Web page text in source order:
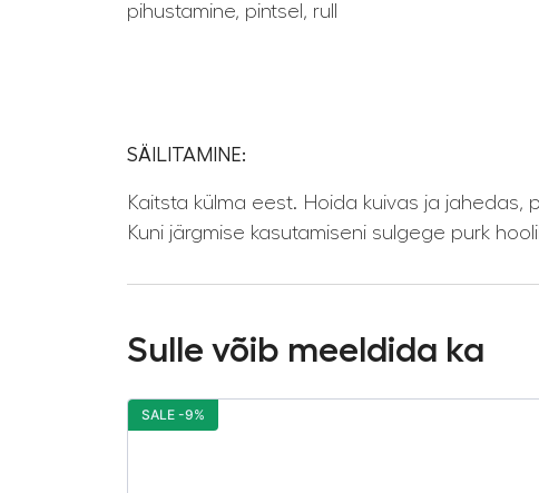
pihustamine, pintsel, rull
SÄILITAMINE:
Kaitsta külma eest. Hoida kuivas ja
Kuni järgmise kasutamiseni sulgege purk
Sulle võib meeldida ka
SALE -9%